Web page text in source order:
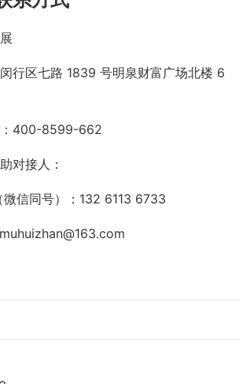
行区七路 1839 号明泉财富广场北楼 6
400-8599-662
对接人：
信同号）： 132 6113 6733